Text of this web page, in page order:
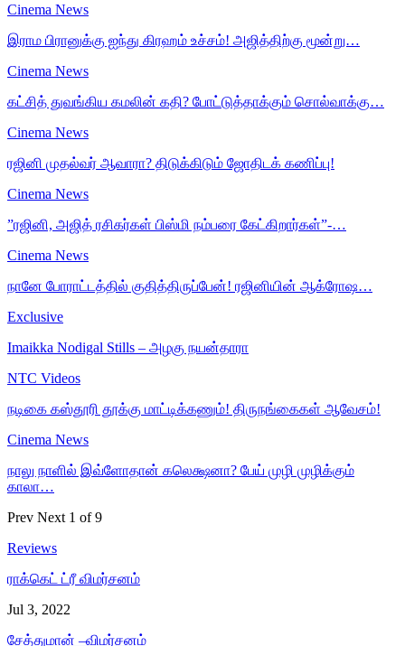
Cinema News
இராம பிரானுக்கு ஐந்து கிரஹம் உச்சம்! அஜித்திற்கு மூன்று…
Cinema News
கட்சித் துவங்கிய கமலின் கதி? போட்டுத்தாக்கும் சொல்வாக்கு…
Cinema News
ரஜினி முதல்வர் ஆவாரா? திடுக்கிடும் ஜோதிடக் கணிப்பு!
Cinema News
”ரஜினி, அஜித் ரசிகர்கள் பிஸ்மி நம்பரை கேட்கிறார்கள்”-…
Cinema News
நானே போராட்டத்தில் குதித்திருப்பேன்! ரஜினியின் ஆக்ரோஷ…
Exclusive
Imaikka Nodigal Stills – அழகு நயன்தாரா
NTC Videos
நடிகை கஸ்தூரி தூக்கு மாட்டிக்கணும்! திருநங்கைகள் ஆவேசம்!
Cinema News
நாலு நாளில் இவ்ளோதான் கலெக்ஷனா? பேய் முழி முழிக்கும்
காலா…
Prev Next 1 of 9
Reviews
ராக்கெட் ட்ரீ விமர்சனம்
Jul 3, 2022
சேத்துமான் –விமர்சனம்